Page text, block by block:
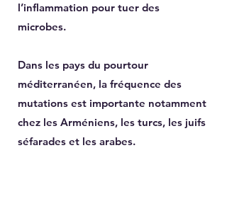
l’inflammation pour tuer des
microbes.
Dans les pays du pourtour
méditerranéen, la fréquence des
mutations est importante notamment
chez les Arméniens, les turcs, les juifs
séfarades et les arabes.